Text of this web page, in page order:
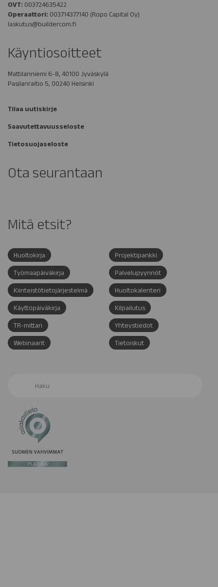
OVT: 003724635422
Operaattori: 003714377140 (Ropo Capital Oy)
laskutus@buildercom.fi
Käyntiosoitteet
Mattilanniemi 6-8, 40100 Jyväskylä
Pasilanraitio 5, 00240 Helsinki
Tilaa uutiskirje
Saavutettavuusseloste
Tietosuojaseloste
Ota seurantaan
Mitä etsit?
Huoltokirja Projektipankki
Työmaapäiväkirja Palvelupyynnöt
Kiinteistötietojärjestelmä Huoltokalenteri
Käyttöpäiväkirja Kilpailutus
TR-mittari Yhteystiedot
Webinaarit Tietoiskut